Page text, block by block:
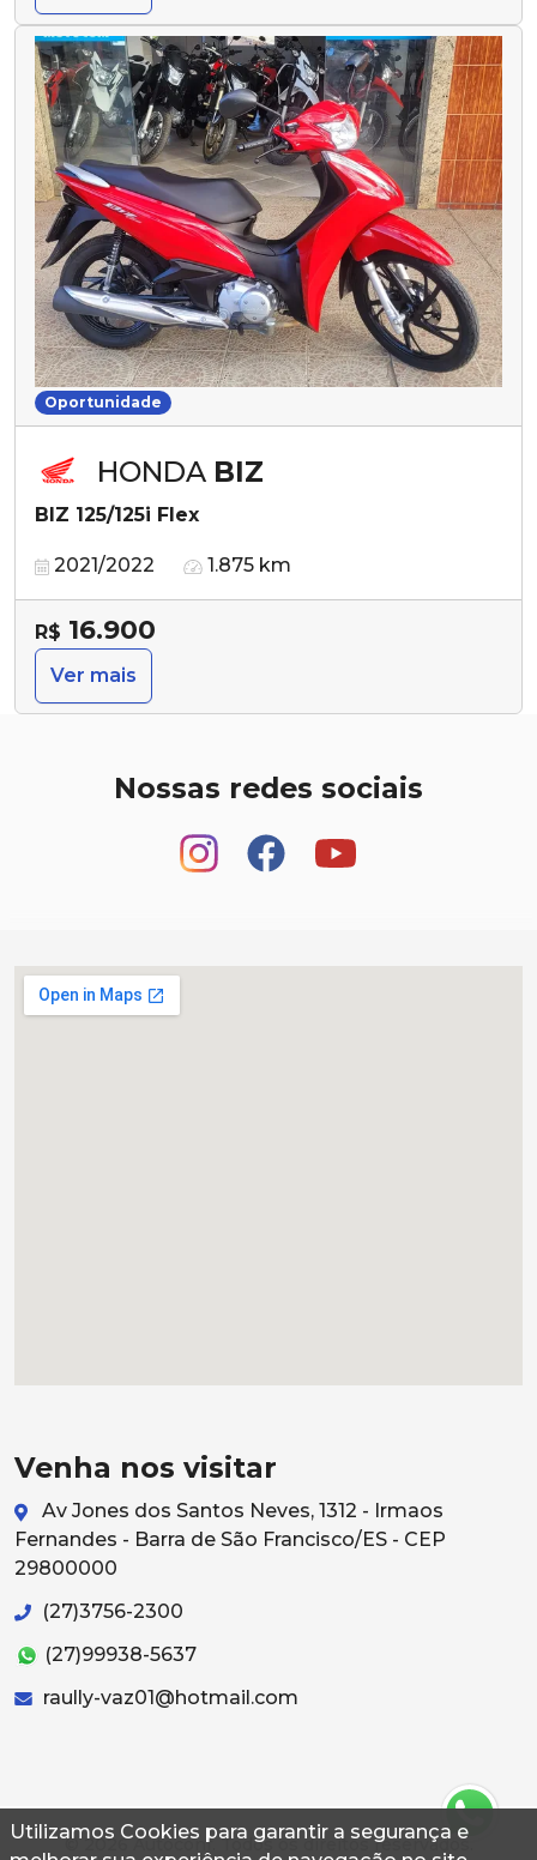
Utilizamos Cookies para garantir a segurança e
Oportunidade
HONDA BIZ
BIZ 125/125i Flex
2021/2022 1.875 km
R$ 16.900
Ver mais
Nossas redes sociais
Venha nos visitar
Av Jones dos Santos Neves, 1312 - Irmaos
Fernandes - Barra de São Francisco/ES - CEP
29800000
(27)3756-2300
(27)99938-5637
raully-vaz01@hotmail.com
© 2026 Autoconf. Todos os direitos reservados.